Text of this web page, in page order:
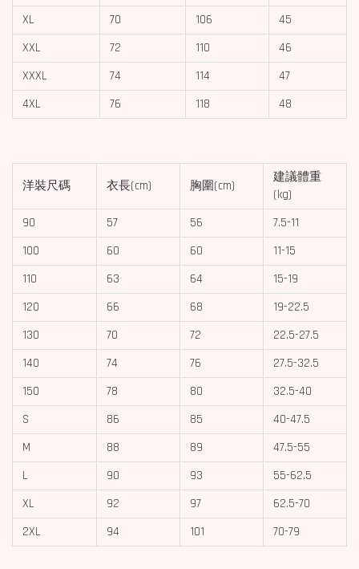
XL
70 106
45
XXL
72 110
46
XXXL
74 114
47
4XL
76 118 48
洋裝尺碼 衣長(cm) 胸圍(cm)
建議體重
(kg)
90
57 56
7.5-11
100
60 60
11-15
110
63 64
15-19
120
66 68
19-22.5
130
70 72
22.5-27.5
140
74 76
27.5-32.5
150
78 80
32.5-40
S
86 85
40-47.5
M
88 89
47.5-55
L
90 93
55-62.5
XL
92 97
62.5-70
2XL
94 101 70-79